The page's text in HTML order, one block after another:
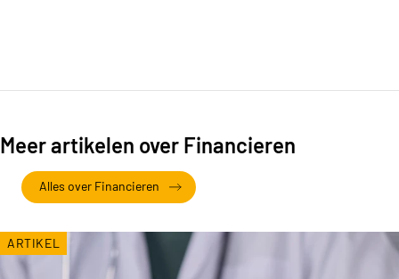
Meer artikelen over Financieren
Alles over Financieren
ARTIKEL